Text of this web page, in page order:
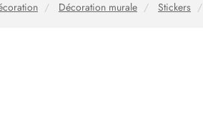
Décoration murale Stickers